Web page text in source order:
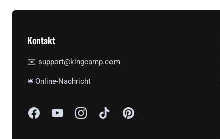
Kontakt
✉️ support@kingcamp.com
🛎 Online-Nachricht